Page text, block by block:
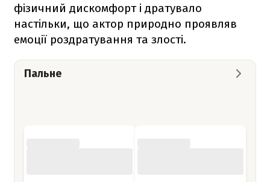
фізичний дискомфорт і дратувало
настільки, що актор природно проявляв
емоції роздратування та злості.
Пальне